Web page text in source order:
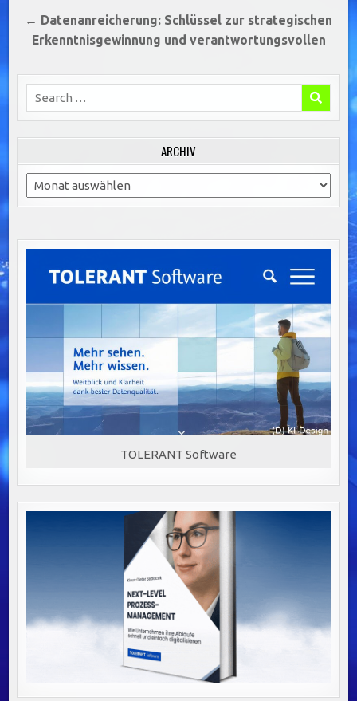
← Datenanreicherung: Schlüssel zur strategischen
Erkenntnisgewinnung und verantwortungsvollen
Search
for:
ARCHIV
Archiv
TOLERANT Software